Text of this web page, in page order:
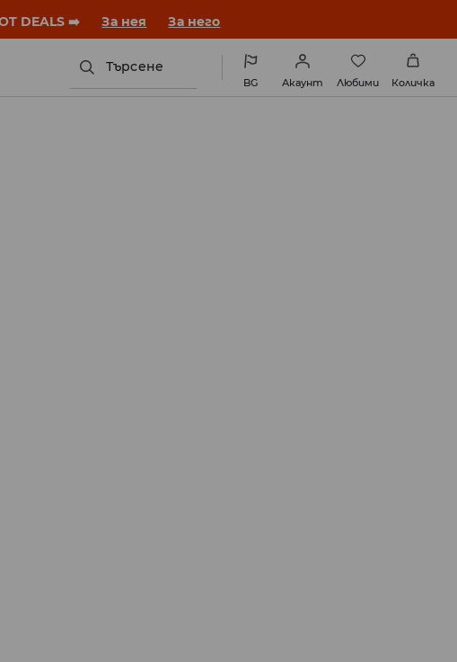
година с нова визия!
Търсене
BG Акаунт Любими Количка